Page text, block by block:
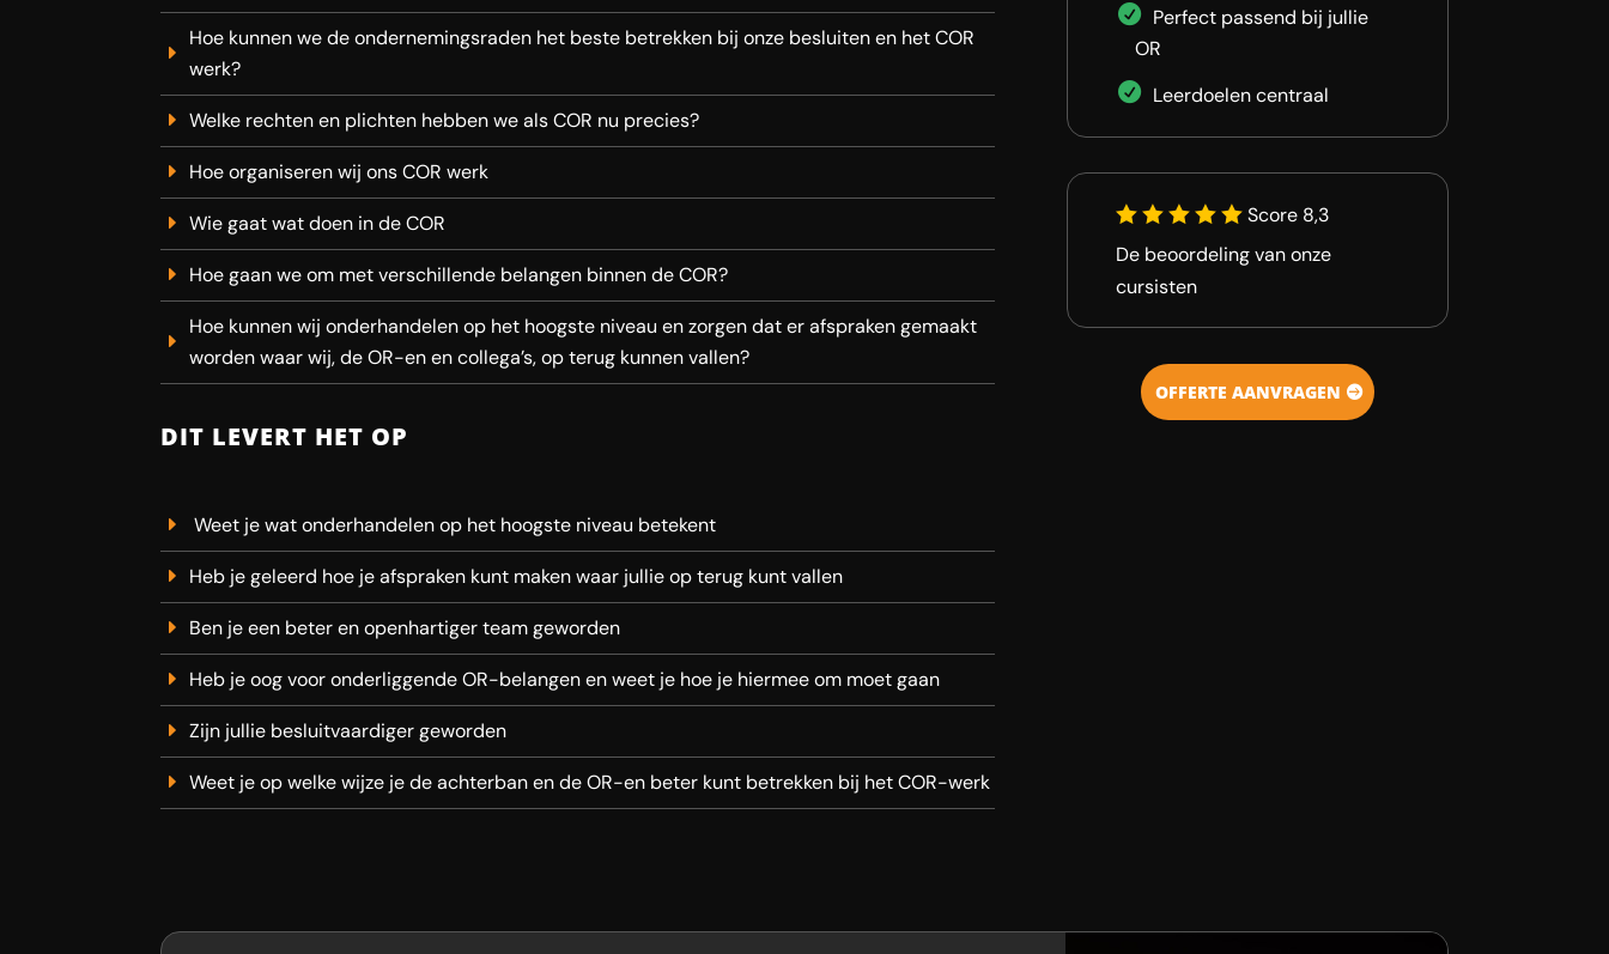
Hoe kunnen we de ondernemingsraden het beste betrekken bij onze besluiten en het COR
werk?
Welke rechten en plichten hebben we als COR nu precies?
Hoe organiseren wij ons COR werk
Wie gaat wat doen in de COR
Hoe gaan we om met verschillende belangen binnen de COR?
Hoe kunnen wij onderhandelen op het hoogste niveau en zorgen dat er afspraken gemaakt
worden waar wij, de OR-en en collega’s, op terug kunnen vallen?
DIT LEVERT HET OP
Weet je wat onderhandelen op het hoogste niveau betekent
Heb je geleerd hoe je afspraken kunt maken waar jullie op terug kunt vallen
Ben je een beter en openhartiger team geworden
Heb je oog voor onderliggende OR-belangen en weet je hoe je hiermee om moet gaan
Zijn jullie besluitvaardiger geworden
Weet je op welke wijze je de achterban en de OR-en beter kunt betrekken bij het COR-werk
Perfect passend bij jullie
OR
Leerdoelen centraal
Score 8,3
De beoordeling van onze
cursisten
OFFERTE AANVRAGEN